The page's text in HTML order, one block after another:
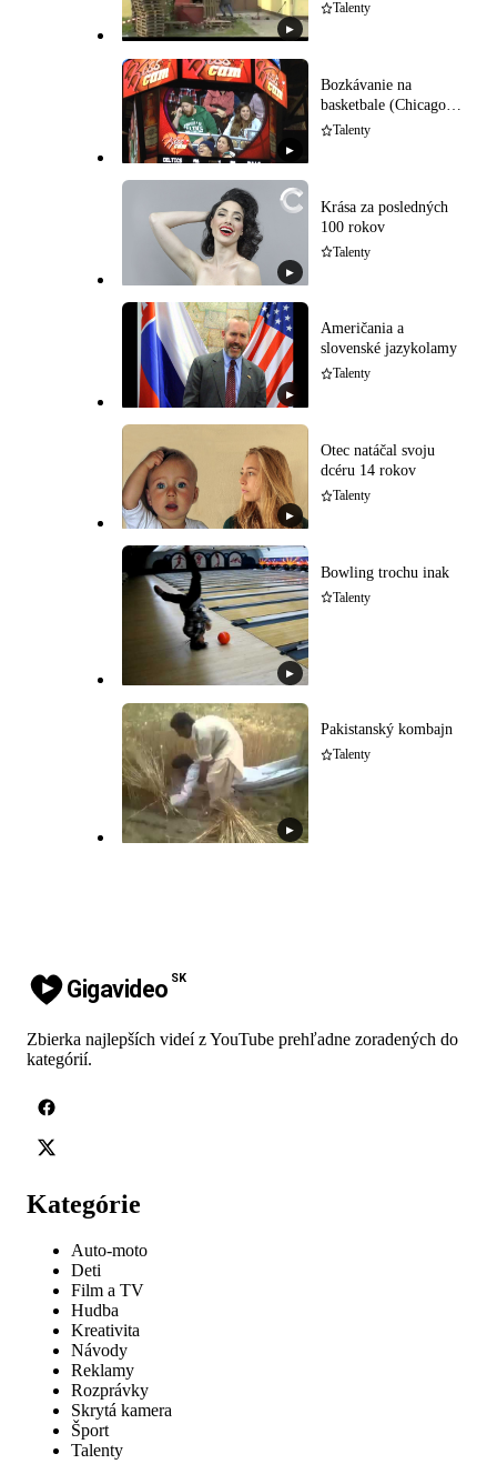
▶
Talenty
▶
Bozkávanie na
basketbale (Chicago
Bulls)
Talenty
▶
Krása za posledných
100 rokov
Talenty
▶
Američania a
slovenské jazykolamy
Talenty
▶
Otec natáčal svoju
dcéru 14 rokov
Talenty
▶
Bowling trochu inak
Talenty
▶
Pakistanský kombajn
Talenty
Gigavideo SK
Zbierka najlepších videí z YouTube prehľadne zoradených do
kategórií.
Kategórie
Auto-moto
Deti
Film a TV
Hudba
Kreativita
Návody
Reklamy
Rozprávky
Skrytá kamera
Šport
Talenty